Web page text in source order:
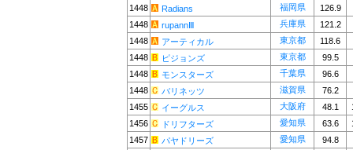
1448
Radians 福岡県
126.9
1448
rupannⅢ 兵庫県
121.2
1448
アーティカル 東京都
118.6
1448
ピジョンズ 東京都
99.5
1448
モンスターズ 千葉県
96.6
1448
バリネッツ 滋賀県
76.2
1455
イーグルス 大阪府 48.1
1456
ドリフターズ 愛知県 63.6
1457
パヤドリーズ 愛知県
94.8